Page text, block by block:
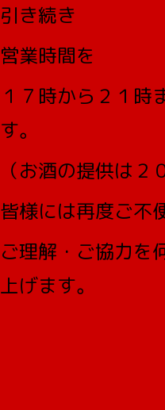
引き続き
営業時間を
１７時から２１時
す。
（お酒の提供は２
皆様には再度ご不
ご理解・ご協力を
上げます。